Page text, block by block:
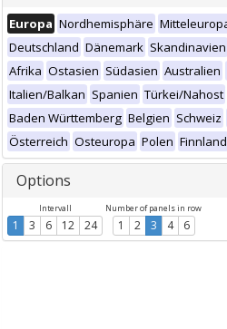
Europa Nordhemisphäre
Deutschland Dänemark Skandinavien
Afrika Ostasien Südasien Australien
Italien/Balkan Spanien Türkei/Nahost
Baden Württemberg Belgien Schweiz
Österreich Osteuropa Polen Finnland
Options
Intervall
1 3 6 12 24
Number of panels in row
1 2 3 4 6